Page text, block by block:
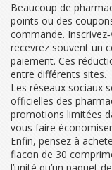
Beaucoup de
points ou des
commande.
recevrez souvent un
paiement. Ces
entre différents sites.
Les réseaux sociaux
officielles des
promotions limitées
vous faire
Enfin, pensez à
flacon de 30